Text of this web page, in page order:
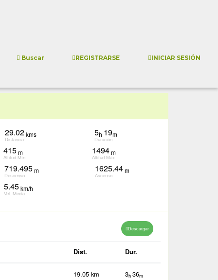
Buscar REGISTRARSE INICIAR SESIÓN
29.02kms
Distancia
5h 19m
Duración
415m
Altitud Mín
1494m
Altitud Máx
719.495m
Descenso
1625.44m
Ascenso
5.45km/h
Vel. Media
Descargar
Dist. Dur.
19.05 km 3h 36m